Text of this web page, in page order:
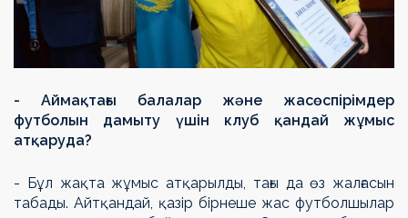
- Аймақтағы балалар және жасөспірімдер
футболын дамыту үшін клуб қандай жұмыс
атқаруда?
- Бұл жақта жұмыс атқарылды, тағы да өз жалғасын
табады. Айтқандай, қазір бірнеше жас футболшылар